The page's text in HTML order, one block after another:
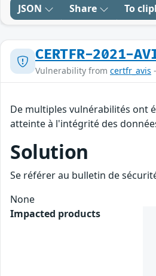
JSON Share To
CERTFR-2021-
Vulnerability from certfr_avis
De multiples vulnérabilités ont
atteinte à l'intégrité des
Solution
Se référer au bulletin de
None
Impacted products